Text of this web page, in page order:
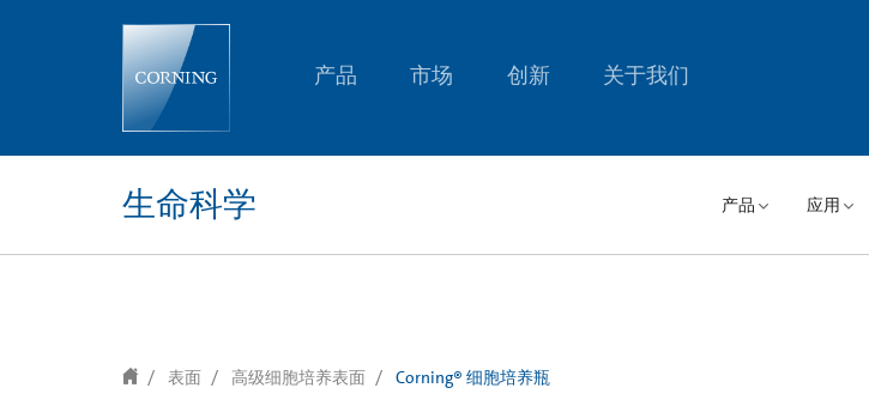
产品 市场 创新 关于我们
生命科学 产品 应用
表面 高级细胞培养表面 Corning® 细胞培养瓶